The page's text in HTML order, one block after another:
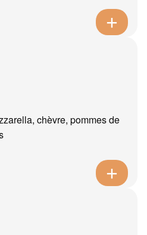
chèvre, pommes de